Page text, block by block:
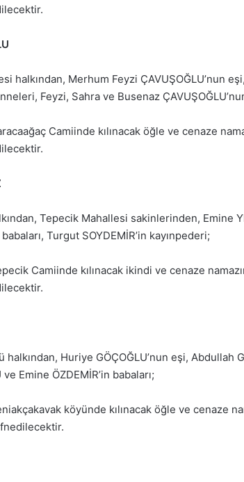
halkından, Merhum Feyzi ÇAVUŞOĞLU’nun
Feyzi, Sahra ve Busenaz
Camiinde kılınacak öğle ve cenaze
Tepecik Mahallesi sakinlerinden, Emine
Turgut SOYDEMİR’in kayınpederi;
Camiinde kılınacak ikindi ve cenaze
halkından, Huriye GÖÇOĞLU’nun eşi, Abdullah
Emine ÖZDEMİR’in babaları;
köyünde kılınacak öğle ve cenaze